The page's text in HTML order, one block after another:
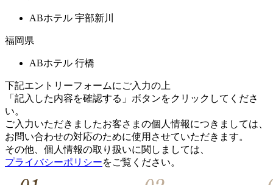
ABホテル 宇部新川
福岡県
ABホテル 行橋
下記エントリーフォームにご入力の上
「記入した内容を確認する」ボタンをクリックしてくださ
い。
ご入力いただきましたお客さまの個人情報につきましては、
お問い合わせの対応のために使用させていただきます。
その他、個人情報の取り扱いに関しましては、
プライバシーポリシーをご覧ください。